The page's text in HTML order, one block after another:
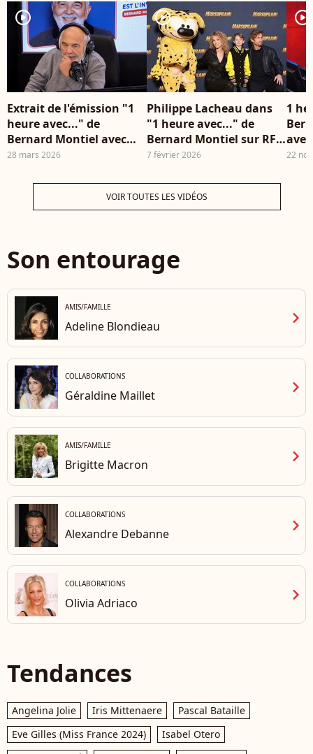
Olivia Symniacos sur
plateau de l'émission
"Animalement Vôtre"
présentée par
B.Montiel à Paris,
France © Jack
Tribeca/Bestimage
18
player2
Extrait de l'émission "1
heure avec..." de
Bernard Montiel avec
Gérard Jugnot le
28 mars 2026
player2
Philippe Lacheau dans
"1 heure avec..." de
Bernard Montiel sur RFM
avec Julien Arruti pour
©RFM
7 février 2026
player2
1
22
VOIR TOUTES LES VIDÉOS
Son entourage
AMIS/FAMILLE
Adeline Blondieau chevron_right
COLLABORATIONS
Géraldine Maillet chevron_right
AMIS/FAMILLE
Brigitte Macron chevron_right
COLLABORATIONS
Alexandre Debanne chevron_right
COLLABORATIONS
Olivia Adriaco chevron_right
Tendances
Angelina Jolie Iris Mittenaere
Pascal Bataille
Eve Gilles (Miss France 2024)
Isabel Otero